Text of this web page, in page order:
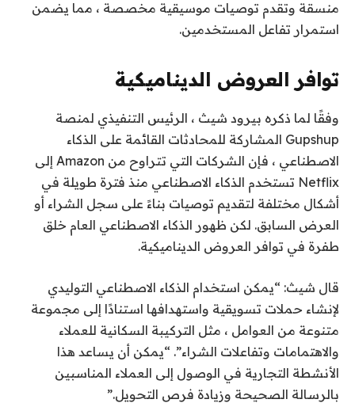
منسقة وتقدم توصيات موسيقية مخصصة ، مما يضمن
استمرار تفاعل المستخدمين.
توافر العروض الديناميكية
وفقًا لما ذكره بيرود شيث ، الرئيس التنفيذي لمنصة
Gupshup المشاركة للمحادثات القائمة على الذكاء
الاصطناعي ، فإن الشركات التي تتراوح من Amazon إلى
Netflix تستخدم الذكاء الاصطناعي منذ فترة طويلة في
أشكال مختلفة لتقديم توصيات بناءً على سجل الشراء أو
العرض السابق. لكن ظهور الذكاء الاصطناعي العام خلق
طفرة في توافر العروض الديناميكية.
قال شيث: “يمكن استخدام الذكاء الاصطناعي التوليدي
لإنشاء حملات تسويقية واستهدافها استنادًا إلى مجموعة
متنوعة من العوامل ، مثل التركيبة السكانية للعملاء
والاهتمامات وتفاعلات الشراء”. “يمكن أن يساعد هذا
الأنشطة التجارية في الوصول إلى العملاء المناسبين
بالرسالة الصحيحة وزيادة فرص التحويل.”